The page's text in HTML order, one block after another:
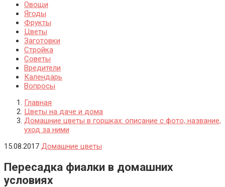
Овощи
Ягоды
Фрукты
Цветы
Заготовки
Стройка
Советы
Вредители
Календарь
Вопросы
Главная
Цветы на даче и дома
Домашние цветы в горшках: описание с фото, название,
уход за ними
15.08.2017 Домашние цветы
Пересадка фиалки в домашних
условиях